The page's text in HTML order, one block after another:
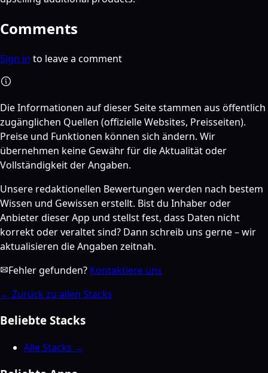
Comments
Sign in to leave a comment
Die Informationen auf dieser Seite stammen aus öffentlich
zugänglichen Quellen (offizielle Websites, Preisseiten).
Preise und Funktionen können sich ändern. Wir
übernehmen keine Gewähr für die Aktualität oder
Vollständigkeit der Angaben.
Unsere redaktionellen Bewertungen werden nach bestem
Wissen und Gewissen erstellt. Bist du Inhaber oder
Anbieter dieser App und stellst fest, dass Daten nicht
korrekt oder veraltet sind? Dann schreib uns gerne – wir
aktualisieren die Angaben zeitnah.
Fehler gefunden? Kontaktiere uns
← Zurück zu allen Stacks
Beliebte Stacks
Alle Stacks →